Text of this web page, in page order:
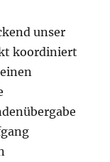
unser
koordiniert